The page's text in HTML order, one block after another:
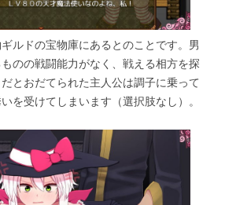
ルドの宝物庫にあるとのことです。男
のの戦闘能力がなく、戦える相方を探
とおだてられた主人公は調子に乗って
を受けてしまいます（選択肢なし）。